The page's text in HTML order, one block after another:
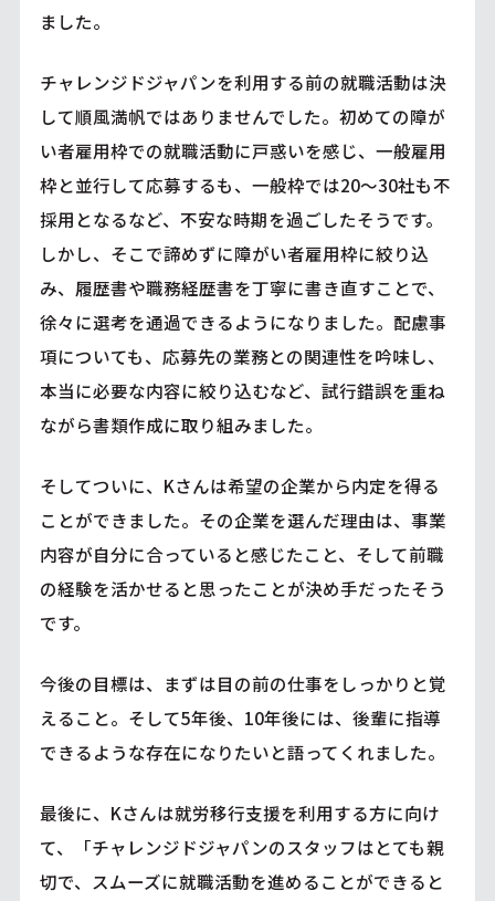
ました。
チャレンジドジャパンを利用する前の就職活動は決
して順風満帆ではありませんでした。初めての障が
い者雇用枠での就職活動に戸惑いを感じ、一般雇用
枠と並行して応募するも、一般枠では20～30社も不
採用となるなど、不安な時期を過ごしたそうです。
しかし、そこで諦めずに障がい者雇用枠に絞り込
み、履歴書や職務経歴書を丁寧に書き直すことで、
徐々に選考を通過できるようになりました。配慮事
項についても、応募先の業務との関連性を吟味し、
本当に必要な内容に絞り込むなど、試行錯誤を重ね
ながら書類作成に取り組みました。
そしてついに、Kさんは希望の企業から内定を得る
ことができました。その企業を選んだ理由は、事業
内容が自分に合っていると感じたこと、そして前職
の経験を活かせると思ったことが決め手だったそう
です。
今後の目標は、まずは目の前の仕事をしっかりと覚
えること。そして5年後、10年後には、後輩に指導
できるような存在になりたいと語ってくれました。
最後に、Kさんは就労移行支援を利用する方に向け
て、「チャレンジドジャパンのスタッフはとても親
切で、スムーズに就職活動を進めることができると